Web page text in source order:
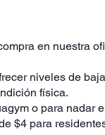
en nuestra
niveles de
física.
o para nadar
$4 para